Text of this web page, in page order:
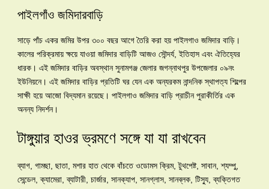
পাইলগাঁও জমিদারবাড়ি
সাড়ে পাঁচ একর জমির উপর ৩০০ বছর আগে তৈরি করা হয় পাইলগাও জমিদার বাড়ি।
কালের পরিক্রমায় ক্ষয়ে যাওয়া জমিদার বাড়িটি আজও সৌন্দর্য, ইতিহাস এবং ঐতিহ্যের
ধারক। এই জমিদার বাড়ির অবস্থান সুনামগঞ্জ জেলার জগন্নাথপুর উপজেলার ০৯নং
ইউনিয়নে। এই জমিদার বাড়ির প্রতিটি ঘর যেন এক অন্যরকম নান্দনিক স্থাপত্য শিল্পের
সাক্ষী হয়ে আজো বিদ্যমান রয়েছে। পাইলগাও জমিদার বাড়ি প্রাচীন পুরাকীর্তির এক
অনন্য নিদর্শন।
টাঙ্গুয়ার হাওর ভ্রমণে সঙ্গে যা যা রাখবেন
ব্যাগ, গামছা, ছাতা, মশার হাত থেকে বাঁচতে ওডোমস ক্রিম, টুথপেষ্ট, সাবান, শ্যম্পু,
সেন্ডেল, ক্যামেরা, ব্যাটারী, চার্জার, সানক্যাপ, সানগ্লাস, সানব্লক, টিস্যু, ব্যক্তিগত